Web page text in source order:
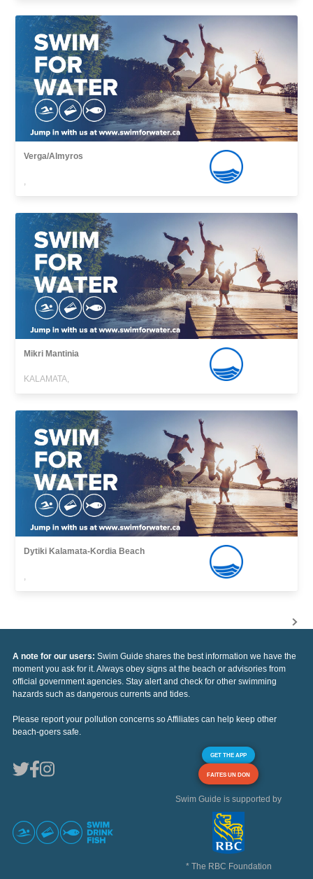
Verga/Almyros
,
Mikri Mantinia
KALAMATA,
Dytiki Kalamata-Kordia Beach
,
A note for our users: Swim Guide shares the best information we have the
moment you ask for it. Always obey signs at the beach or advisories from
official government agencies. Stay alert and check for other swimming
hazards such as dangerous currents and tides.
Please report your pollution concerns so Affiliates can help keep other
beach-goers safe.
GET THE APP
FAITES UN DON
Swim Guide is supported by
* The RBC Foundation